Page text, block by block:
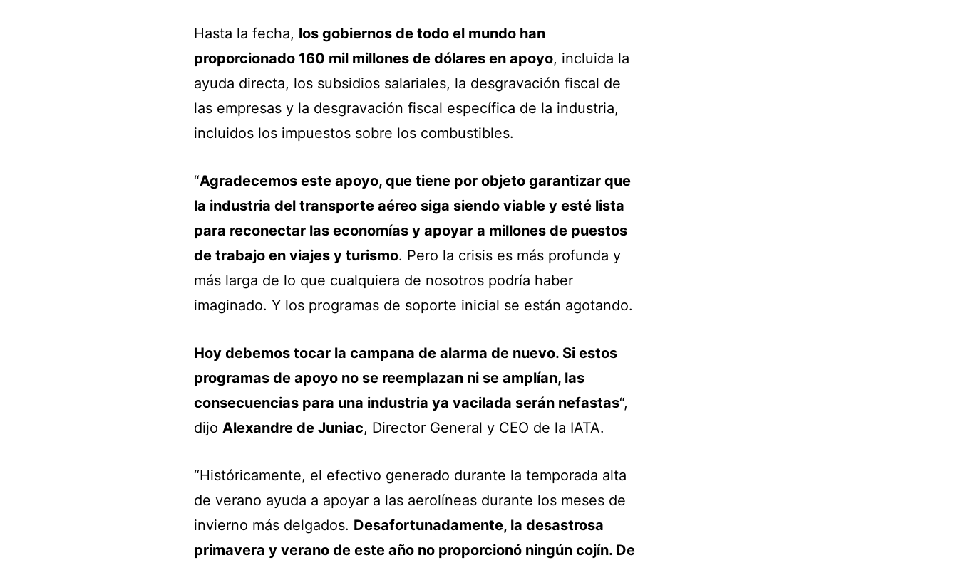
Hasta la fecha, los gobiernos de todo el mundo han
proporcionado 160 mil millones de dólares en apoyo, incluida la
ayuda directa, los subsidios salariales, la desgravación fiscal de
las empresas y la desgravación fiscal específica de la industria,
incluidos los impuestos sobre los combustibles.
“Agradecemos este apoyo, que tiene por objeto garantizar que
la industria del transporte aéreo siga siendo viable y esté lista
para reconectar las economías y apoyar a millones de puestos
de trabajo en viajes y turismo. Pero la crisis es más profunda y
más larga de lo que cualquiera de nosotros podría haber
imaginado. Y los programas de soporte inicial se están agotando.
Hoy debemos tocar la campana de alarma de nuevo. Si estos
programas de apoyo no se reemplazan ni se amplían, las
consecuencias para una industria ya vacilada serán nefastas“,
dijo Alexandre de Juniac, Director General y CEO de la IATA.
“Históricamente, el efectivo generado durante la temporada alta
de verano ayuda a apoyar a las aerolíneas durante los meses de
invierno más delgados. Desafortunadamente, la desastrosa
primavera y verano de este año no proporcionó ningún cojín. De